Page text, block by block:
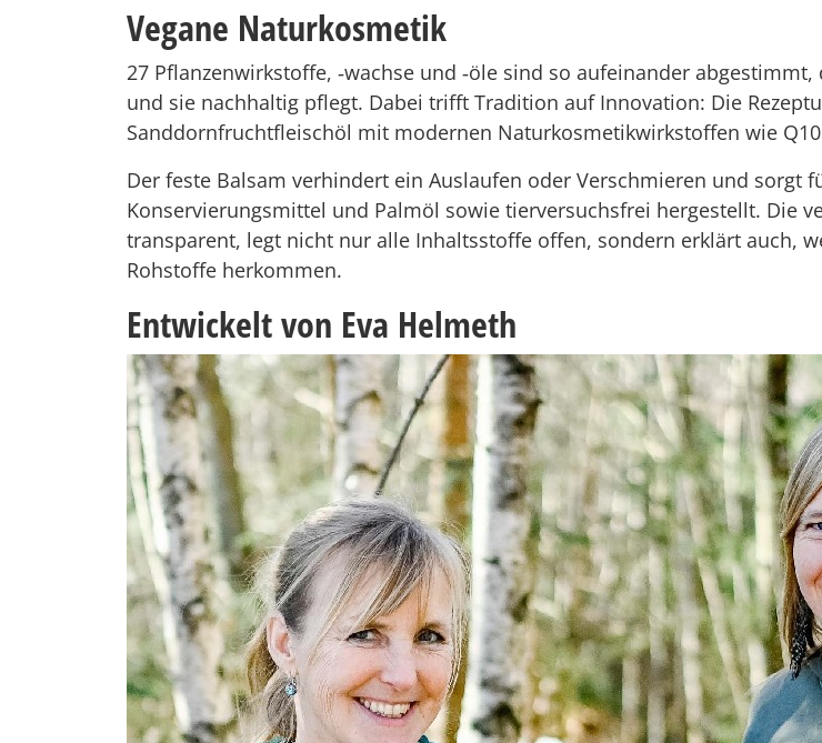
Vegane Naturkosmetik
27 Pflanzenwirkstoffe, ‐wachse und ‐öle sind so aufeinander
und sie nachhaltig pflegt. Dabei trifft Tradition auf Innovation: Die
Sanddornfruchtfleischöl mit modernen Naturkosmetikwirkstoffen wie
Der feste Balsam verhindert ein Auslaufen oder Verschmieren und sorgt
Konservierungsmittel und Palmöl sowie tierversuchsfrei hergestellt. Die
transparent, legt nicht nur alle Inhaltsstoffe offen, sondern erklärt auch,
Rohstoffe herkommen.
Entwickelt von Eva Helmeth